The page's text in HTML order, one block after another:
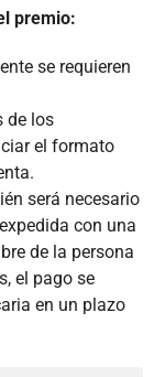
premio:
se requieren
de los
el formato
será necesario
con una
de la persona
el pago se
en un plazo